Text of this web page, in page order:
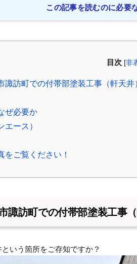
この記事を読むのに必要
目次 [非
諏訪町での付帯部塗装工事（軒天井
ぜ必要か
エース）
をご覧ください！
諏訪町での付帯部塗装工事
いう箇所をご存知ですか？